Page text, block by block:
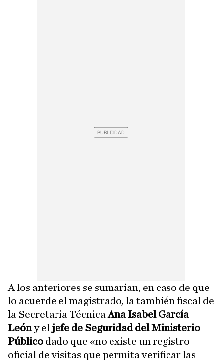
A los anteriores se sumarían, en caso de que
lo acuerde el magistrado, la también fiscal de
la Secretaría TécnicaAna Isabel García
Leóny el jefe de Seguridad del Ministerio
Público dado que «no existe un registro
oficial de visitas que permita verificar las